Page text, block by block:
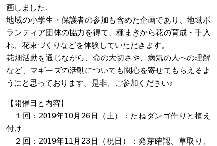
画しました。
地域の小学生・保護者の参加も含めた企画であり、地域ボ
ランティア団体の協力を得て、種まきから花の育成・手入
れ、花束づくりなどを体験していただきます。
花畑活動を通じながら、命の大切さや、病気の人への理解
など、マギーズの活動についても関心を寄せてもらえるよ
うにと思っております。是非、ご参加ください♪
【開催日と内容】
１回：2019年10月26日（土）：たねダンゴ作りと植え
付け
２回：2019年11月23日（祝日）：発芽確認、草取り、